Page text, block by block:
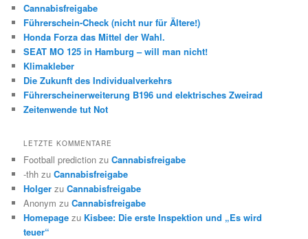
Cannabisfreigabe
Führerschein-Check (nicht nur für Ältere!)
Honda Forza das Mittel der Wahl.
SEAT MO 125 in Hamburg – will man nicht!
Klimakleber
Die Zukunft des Individualverkehrs
Führerscheinerweiterung B196 und elektrisches Zweirad
Zeitenwende tut Not
LETZTE KOMMENTARE
Football prediction zuCannabisfreigabe
-thh zuCannabisfreigabe
Holger zuCannabisfreigabe
Anonym zuCannabisfreigabe
Homepage zu Kisbee: Die erste Inspektion und „Es wird
teuer“